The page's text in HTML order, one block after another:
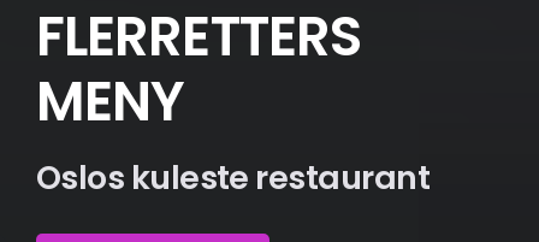
FLERRETTERS
MENY
Oslos kuleste restaurant